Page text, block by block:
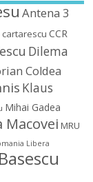
Antena 3
cartarescu CCR
Dilema
Coldea
Klaus
Mihai Gadea
Macovei MRU
Libera